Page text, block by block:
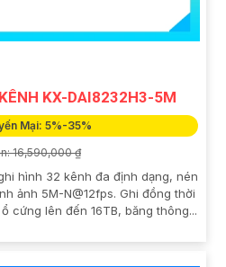
KX-DAI8232H3-5M
Mại: 5%-35%
16,590,000 ₫
hình 32 kênh đa định dạng, nén
ảnh 5M-N@12fps. Ghi đồng thời
cứng lên đến 16TB, băng thông...